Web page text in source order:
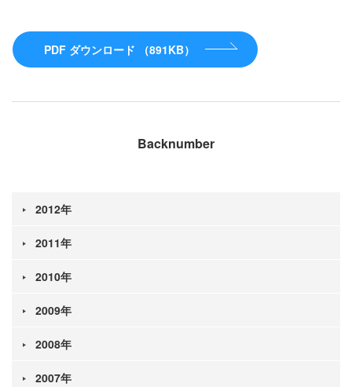
PDF ダウンロード （891KB）
Backnumber
2012年
2011年
2010年
2009年
2008年
2007年